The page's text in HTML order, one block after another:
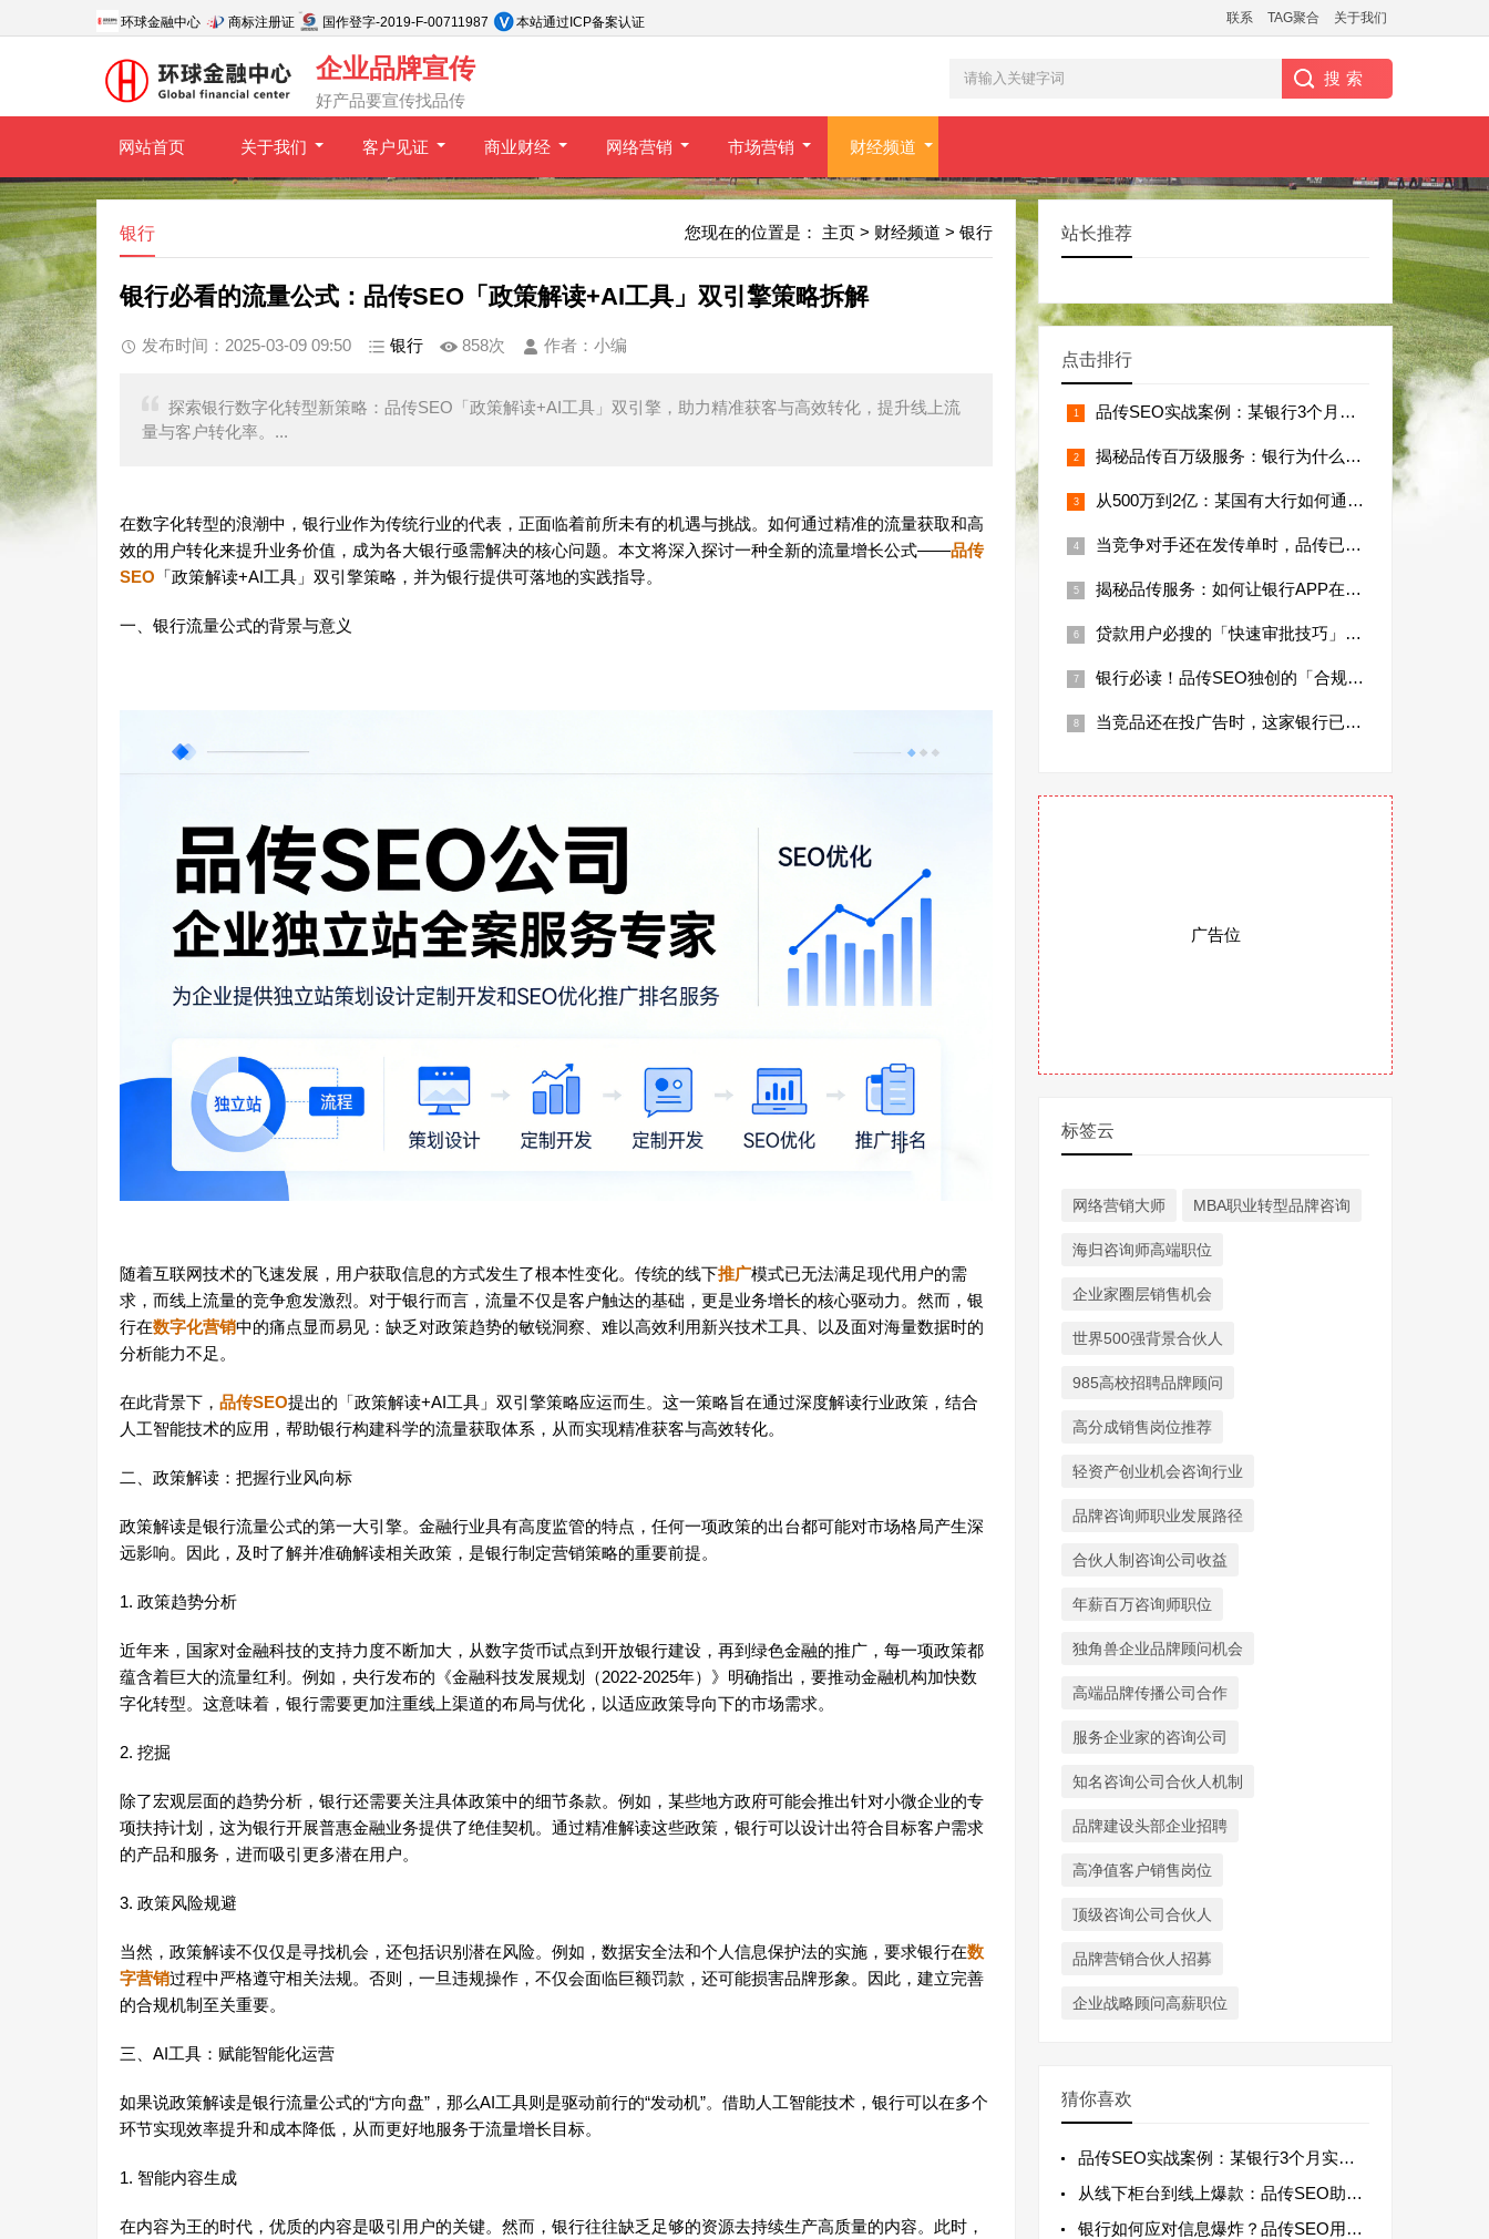
环球金融中心 商标注册证 国作登字-2019-F-00711987 本站通过ICP备案认证 联系 TAG聚合 关于我们
企业品牌宣传
好产品要宣传找品传
网站首页 关于我们 客户见证 商业财经 网络营销 市场营销 财经频道
您现在的位置是： 主页 > 财经频道 > 银行
银行
银行必看的流量公式：品传SEO「政策解读+AI工具」双引擎策略拆解
发布时间：2025-03-09 09:50 银行 858次 作者： 小编
探索银行数字化转型新策略：品传SEO「政策解读+AI工具」双引擎，助力精准获客与高效转化，提升线上流
量与客户转化率。...
在数字化转型的浪潮中，银行业作为传统行业的代表，正面临着前所未有的机遇与挑战。如何通过精准的流量获取和高
效的用户转化来提升业务价值，成为各大银行亟需解决的核心问题。本文将深入探讨一种全新的流量增长公式——品传
SEO 「政策解读+AI工具」双引擎策略，并为银行提供可落地的实践指导。
一、银行流量公式的背景与意义
随着互联网技术的飞速发展，用户获取信息的方式发生了根本性变化。传统的线下推广模式已无法满足现代用户的需
求，而线上流量的竞争愈发激烈。对于银行而言，流量不仅是客户触达的基础，更是业务增长的核心驱动力。然而，银
行在数字化营销中的痛点显而易见：缺乏对政策趋势的敏锐洞察、难以高效利用新兴技术工具、以及面对海量数据时的
分析能力不足。
在此背景下， 品传SEO提出的「政策解读+AI工具」双引擎策略应运而生。这一策略旨在通过深度解读行业政策，结合
人工智能技术的应用，帮助银行构建科学的流量获取体系，从而实现精准获客与高效转化。
二、政策解读：把握行业风向标
政策解读是银行流量公式的第一大引擎。金融行业具有高度监管的特点，任何一项政策的出台都可能对市场格局产生深
远影响。因此，及时了解并准确解读相关政策，是银行制定营销策略的重要前提。
1. 政策趋势分析
近年来，国家对金融科技的支持力度不断加大，从数字货币试点到开放银行建设，再到绿色金融的推广，每一项政策都
蕴含着巨大的流量红利。例如，央行发布的《金融科技发展规划（2022-2025年）》明确指出，要推动金融机构加快数
字化转型。这意味着，银行需要更加注重线上渠道的布局与优化，以适应政策导向下的市场需求。
2. 挖掘
除了宏观层面的趋势分析，银行还需要关注具体政策中的细节条款。例如，某些地方政府可能会推出针对小微企业的专
项扶持计划，这为银行开展普惠金融业务提供了绝佳契机。通过精准解读这些政策，银行可以设计出符合目标客户需求
的产品和服务，进而吸引更多潜在用户。
3. 政策风险规避
当然，政策解读不仅仅是寻找机会，还包括识别潜在风险。例如，数据安全法和个人信息保护法的实施，要求银行在数
字营销过程中严格遵守相关法规。否则，一旦违规操作，不仅会面临巨额罚款，还可能损害品牌形象。因此，建立完善
的合规机制至关重要。
三、AI工具：赋能智能化运营
如果说政策解读是银行流量公式的“方向盘”，那么AI工具则是驱动前行的“发动机”。借助人工智能技术，银行可以在多个
环节实现效率提升和成本降低，从而更好地服务于流量增长目标。
1. 智能内容生成
在内容为王的时代，优质的内容是吸引用户的关键。然而，银行往往缺乏足够的资源去持续生产高质量的内容。此时，
站长推荐
点击排行
品传SEO实战案例：某银行3个月实现官网
揭秘品传百万级服务：银行为什么选择长期战
从500万到2亿：某国有大行如何通过SE
当竞争对手还在发传单时，品传已帮银行抢占
揭秘品传服务：如何让银行APP在应用商店
贷款用户必搜的「快速审批技巧」，为何头部
银行必读！品传SEO独创的「合规+用户教
当竞品还在投广告时，这家银行已抢占80%
广告位
标签云
网络营销大师 MBA职业转型品牌咨询
海归咨询师高端职位
企业家圈层销售机会
世界500强背景合伙人
985高校招聘品牌顾问
高分成销售岗位推荐
轻资产创业机会咨询行业
品牌咨询师职业发展路径
合伙人制咨询公司收益
年薪百万咨询师职位
独角兽企业品牌顾问机会
高端品牌传播公司合作
服务企业家的咨询公司
知名咨询公司合伙人机制
品牌建设头部企业招聘
高净值客户销售岗位
顶级咨询公司合伙人
品牌营销合伙人招募
企业战略顾问高薪职位
猜你喜欢
品传SEO实战案例：某银行3个月实现官网
从线下柜台到线上爆款：品传SEO助力银行
银行如何应对信息爆炸？品传SEO用精准流